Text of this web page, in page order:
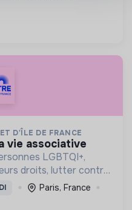
D'ÎLE DE FRANCE
vie associative
LGBTQI+,
droits, lutter contre
la vie associative
safe.
Paris, France